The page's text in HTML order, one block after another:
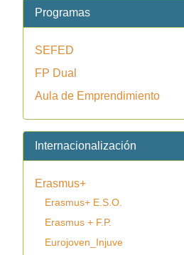
Programas
SEFED
FP Dual
Aula de Emprendimiento
Internacionalización
Erasmus+
Erasmus+ E.S.O.
Erasmus + F.P.
Eurojoven_Injuve